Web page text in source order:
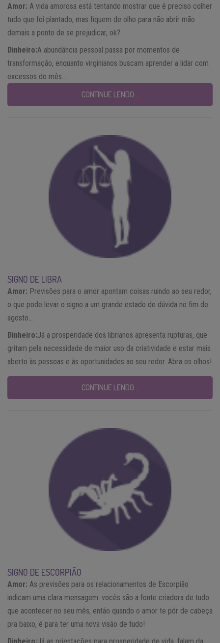
Amor: A vida amorosa está tentando mostrar que é preciso colher
tudo que foi plantado, mas fiquem de olho para não abrir mão
demais a ponto de se prejudicar, ok?
Dinheiro:A abundância pessoal passa por momentos de
transformação, enquanto virginianos buscam aprender a lidar com
excessos do mês…
CONTINUE LENDO…
SIGNO DE LIBRA
Amor: Previsões para o amor apontam coisas ruindo ao seu redor,
o que pode levar o signo a um grande estado de dúvida no fim de
agosto…
Dinheiro:Já a prosperidade dos librianos apresenta rupturas, que
gritam pela necessidade de maior uso da criatividade e estar mais
aberto às pessoas e às oportunidades ao seu redor. Abra os olhos!
CONTINUE LENDO…
SIGNO DE ESCORPIÃO
Amor: As previsões para os relacionamentos de Escorpião
indicam uma clara mensagem: vocês são a fonte criadora de tudo
que acontecer no seu mês, então quando o amor te pôr de cabeça
pra baixo, é para ter uma nova visão de tudo!
Dinheiro:Já as orientações para prosperidade de vida, falam da